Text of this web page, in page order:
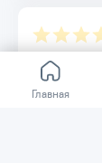
Главная